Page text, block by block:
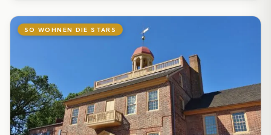
SO WOHNEN DIE STARS